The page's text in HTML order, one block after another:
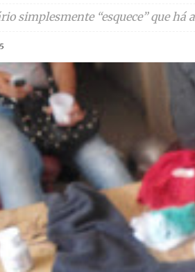
simplesmente “esquece” que